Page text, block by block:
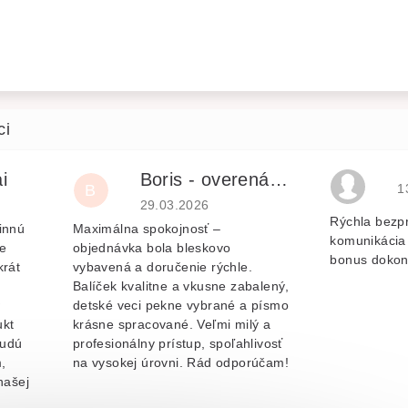
je 5 z 5 hvězdiček.
B
Boris - overená recenzia
Hodnocení obchodu je 5 z 5 hvězdiček.
29.03.2026
Maximálna spokojnosť –
objednávka bola bleskovo
vybavená a doručenie rýchle.
Balíček kvalitne a vkusne zabalený,
detské veci pekne vybrané a písmo
krásne spracované. Veľmi milý a
profesionálny prístup, spoľahlivosť
na vysokej úrovni. Rád odporúčam!
Rýchla
bonus